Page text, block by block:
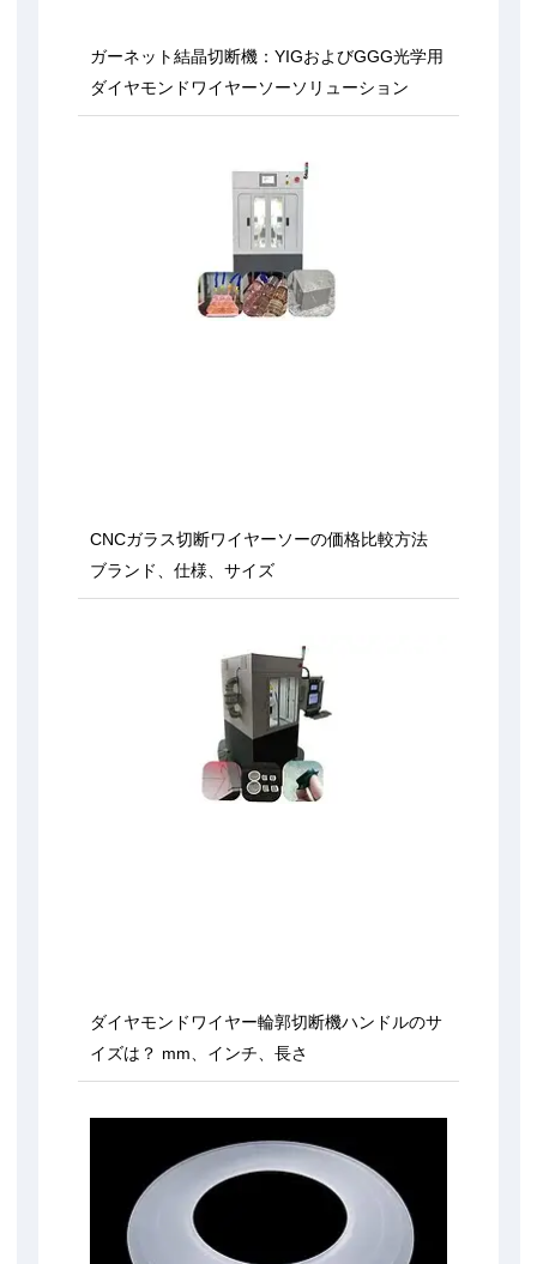
ガーネット結晶切断機：YIGおよびGGG光学用
ダイヤモンドワイヤーソーソリューション
CNCガラス切断ワイヤーソーの価格比較方法
ブランド、仕様、サイズ
ダイヤモンドワイヤー輪郭切断機ハンドルのサ
イズは？ mm、インチ、長さ